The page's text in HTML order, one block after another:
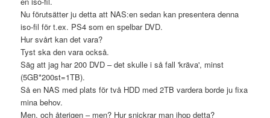
Nu förutsätter ju detta att NAS:en sedan kan presentera denna
iso-fil för t.ex. PS4 som en spelbar DVD.
Hur svårt kan det vara?
Tyst ska den vara också.
Säg att jag har 200 DVD – det skulle i så fall 'kräva', minst
(5GB*200st=1TB).
Så en NAS med plats för två HDD med 2TB vardera borde ju fixa
mina behov.
Men, och återigen – men? Hur snickrar man ihop detta?